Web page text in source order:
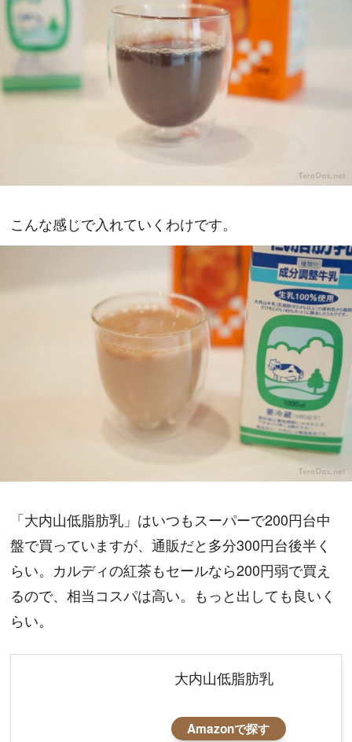
こんな感じで入れていくわけです。
「大内山低脂肪乳」はいつもスーパーで200円台中
盤で買っていますが、通販だと多分300円台後半く
らい。カルディの紅茶もセールなら200円弱で買え
るので、相当コスパは高い。もっと出しても良いく
らい。
大内山低脂肪乳
Amazonで探す